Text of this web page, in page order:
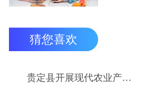
猜您喜欢
贵定县开展现代农业产业“稻+N”田间示范技术培训